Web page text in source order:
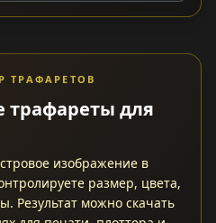
ТРАФАРЕТОВ
трафареты для
изображение в
размер, цвета,
Результат можно скачать